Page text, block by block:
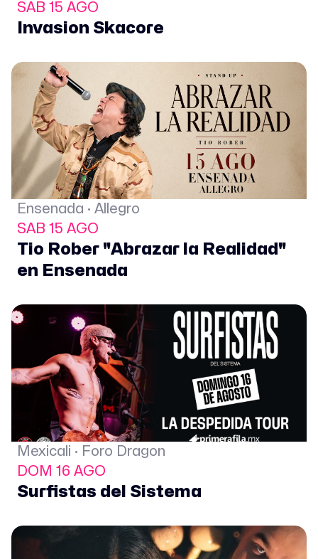
SAB 15 AGO
Invasion Skacore
Ensenada · Allegro
SAB 15 AGO
Tio Rober "Abrazar la Realidad"
en Ensenada
Mexicali · Foro Dragon
DOM 16 AGO
Surfistas del Sistema